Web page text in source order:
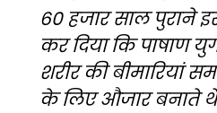
60 हजार साल पुराने
कर दिया कि पाषाण
शरीर की बीमारियां
के लिए औजार बनाते